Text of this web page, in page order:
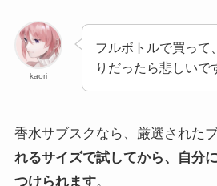
kaori
フルボトルで買って
りだったら悲しい
香水サブスクなら、厳選された
れるサイズで試してから、自分
つけられます。